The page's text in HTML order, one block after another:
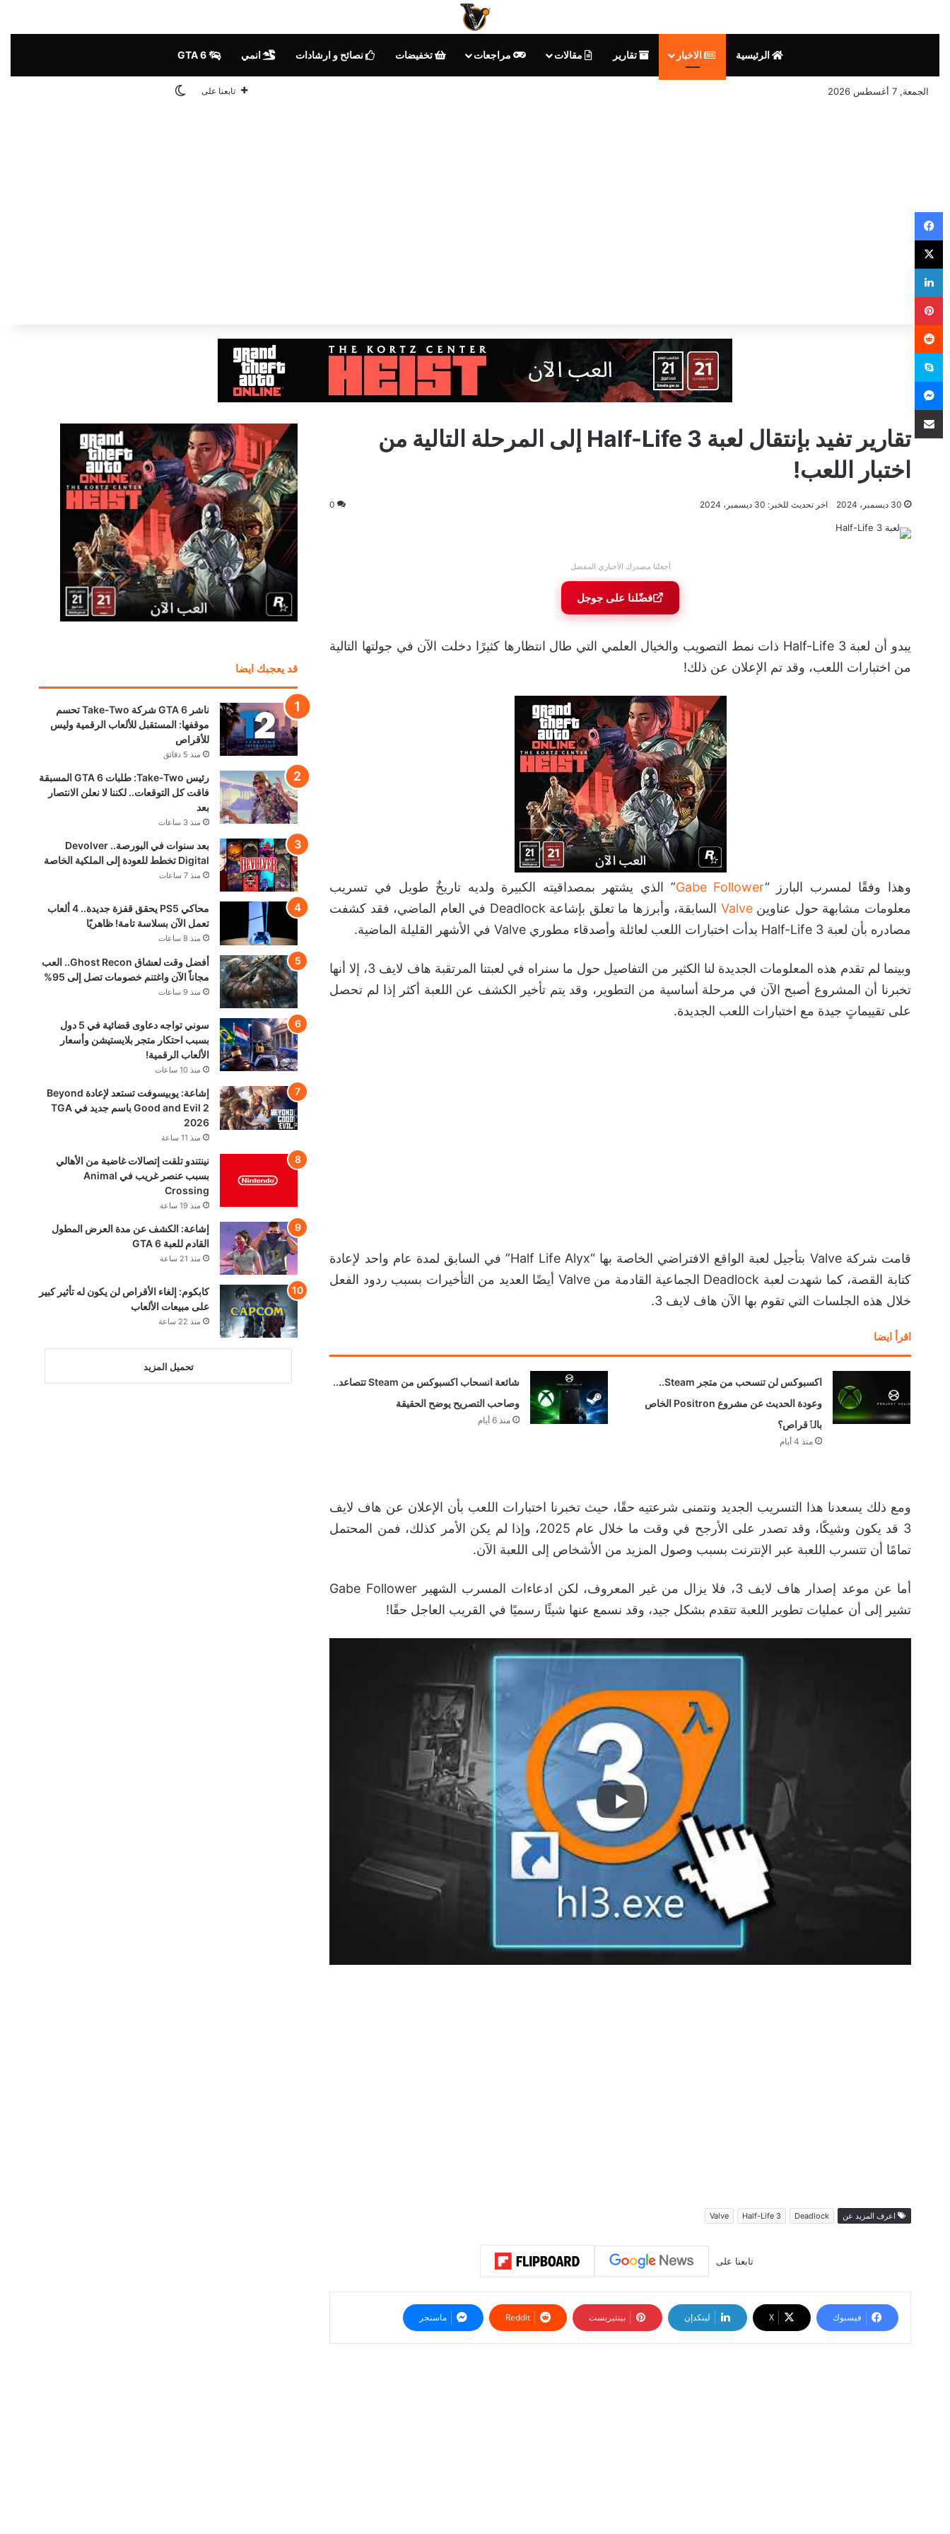
الرئيسية الاخبار تقارير مقالات مراجعات تخفيضات نصائح و ارشادات انمي
الجمعة, 7 أغسطس 2026 تابعنا على الوضع المظلم
تقارير تفيد بإنتقال لعبة Half-Life 3 إلى المرحلة التالية من
اختبار اللعب!
30 ديسمبر، 2024 اخر تحديث للخبر: 30 ديسمبر، 2024 0
أجعلنا مصدرك الأخباري المفضل
فضّلنا على جوجل
يبدو أن لعبة Half-Life 3 ذات نمط التصويب والخيال العلمي التي طال انتظارها كثيرًا دخلت الآن في جولتها التالية
من اختبارات اللعب، وقد تم الإعلان عن ذلك!
وهذا وفقًا لمسرب البارز “Gabe Follower” الذي يشتهر بمصداقيته الكبيرة ولديه تاريخٌ طويل في تسريب
معلومات مشابهة حول عناوينValve
السابقة، وأبرزها ما تعلق بإشاعة Deadlock في العام الماضي، فقد كشفت
مصادره بأن لعبة Half-Life 3 بدأت اختبارات اللعب لعائلة وأصدقاء مطوري Valve في الأشهر القليلة الماضية.
وبينما لم تقدم هذه المعلومات الجديدة لنا الكثير من التفاصيل حول ما سنراه في لعبتنا المرتقبة هاف لايف 3، إلا أنها
تخبرنا أن المشروع أصبح الآن في مرحلة أساسية من التطوير، وقد يتم تأخير الكشف عن اللعبة أكثر إذا لم تحصل
على تقييماتٍ جيدة مع اختبارات اللعب الجديدة.
قامت شركة Valve بتأجيل لعبة الواقع الافتراضي الخاصة بها “Half Life Alyx” في السابق لمدة عام واحد لإعادة
كتابة القصة، كما شهدت لعبة Deadlock الجماعية القادمة من Valve أيضًا العديد من التأخيرات بسبب ردود الفعل
خلال هذه الجلسات التي تقوم بها الآن هاف لايف 3.
اقرأ ايضا
اكسبوكس لن تنسحب من متجر Steam..
وعودة الحديث عن مشروع Positron الخاص
بالٱقراص؟
منذ 4 أيام
شائعة انسحاب اكسبوكس من Steam تتصاعد..
وصاحب التصريح يوضح الحقيقة
منذ 6 أيام
ومع ذلك يسعدنا هذا التسريب الجديد ونتمنى شرعتيه حقًا، حيث تخبرنا اختبارات اللعب بأن الإعلان عن هاف لايف
3 قد يكون وشيكًا، وقد تصدر على الأرجح في وقت ما خلال عام 2025، وإذا لم يكن الأمر كذلك، فمن المحتمل
تمامًا أن تتسرب اللعبة عبر الإنترنت بسبب وصول المزيد من الأشخاص إلى اللعبة الآن.
أما عن موعد إصدار هاف لايف 3، فلا يزال من غير المعروف، لكن ادعاءات المسرب الشهير Gabe Follower
تشير إلى أن عمليات تطوير اللعبة تتقدم بشكل جيد، وقد نسمع عنها شيئًا رسميًا في القريب العاجل حقًا!
اعرف المزيد عن Deadlock
Half-Life 3
Valve
تابعنا على
فيسبوك ‫X لينكدإن بينتيريست ‏Reddit ماسنجر
قد يعجبك ايضا
ناشر GTA 6 شركة Take-Two تحسم
موقفها: المستقبل للألعاب الرقمية وليس
للأقراص
منذ 5 دقائق
رئيس Take-Two: طلبات GTA 6 المسبقة
فاقت كل التوقعات.. لكننا لا نعلن الانتصار
بعد
منذ 3 ساعات
بعد سنوات في البورصة.. Devolver
Digital تخطط للعودة إلى الملكية الخاصة
منذ 7 ساعات
محاكي PS5 يحقق قفزة جديدة.. 4 ألعاب
تعمل الآن بسلاسة تامة! ظاهريًا
منذ 8 ساعات
أفضل وقت لعشاق Ghost Recon.. العب
مجاناً الآن واغتنم خصومات تصل إلى 95%
منذ 9 ساعات
سوني تواجه دعاوى قضائية في 5 دول
بسبب احتكار متجر بلايستيشن وأسعار
الألعاب الرقمية!
منذ 10 ساعات
إشاعة: يوبيسوفت تستعد لإعادة Beyond
Good and Evil 2 باسم جديد في TGA
2026
منذ 11 ساعة
نينتندو تلقت إتصالات غاضبة من الأهالي
بسبب عنصر غريب في Animal
Crossing
منذ 19 ساعة
إشاعة: الكشف عن مدة العرض المطول
القادم للعبة GTA 6
منذ 21 ساعة
كابكوم: إلغاء الأقراص لن يكون له تأثير كبير
على مبيعات الألعاب
منذ 22 ساعة
تحميل المزيد
فيسبوك
‫X
لينكدإن
بينتيريست
سكايب
ماسنجر
مشاركة عبر البريد